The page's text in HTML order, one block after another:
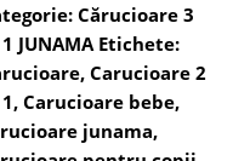
Cărucioare 3
JUNAMA Etichete:
, Carucioare 2
, Carucioare bebe,
junama,